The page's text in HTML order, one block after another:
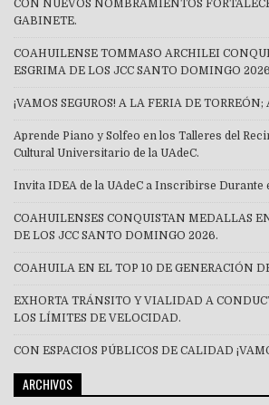
CON NUEVOS NOMBRAMIENTOS
GABINETE.
COAHUILENSE TOMMASO ARCHILEI
ESGRIMA DE LOS JCC SANTO DOMINGO
¡VAMOS SEGUROS! A LA FERIA DE
Aprende Piano y Solfeo en los Talleres del
Cultural Universitario de la UAdeC.
Invita IDEA de la UAdeC a Inscribirse Durante
COAHUILENSES CONQUISTAN MEDALLAS
DE LOS JCC SANTO DOMINGO 2026.
COAHUILA EN EL TOP 10 DE GENERACIÓN
EXHORTA TRÁNSITO Y VIALIDAD A
LOS LÍMITES DE VELOCIDAD.
CON ESPACIOS PÚBLICOS DE CALIDAD
ARCHIVOS